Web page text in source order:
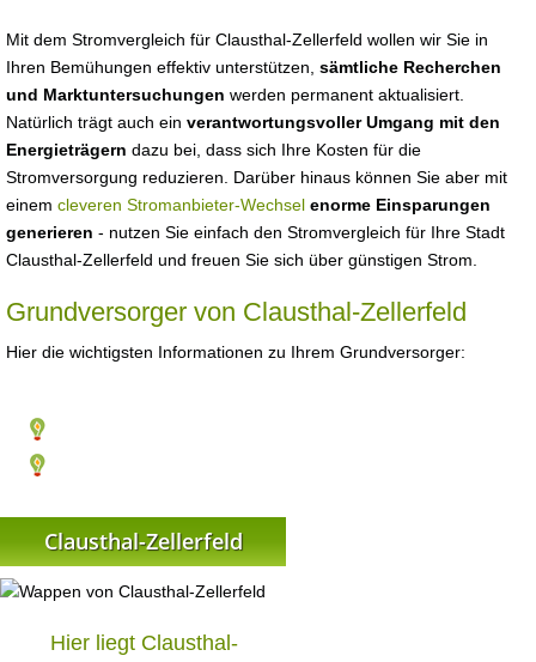
Mit dem Stromvergleich für Clausthal-Zellerfeld wollen wir Sie in
Ihren Bemühungen effektiv unterstützen, sämtliche Recherchen
und Marktuntersuchungen werden permanent aktualisiert.
Natürlich trägt auch ein verantwortungsvoller Umgang mit den
Energieträgern dazu bei, dass sich Ihre Kosten für die
Stromversorgung reduzieren. Darüber hinaus können Sie aber mit
einem cleveren Stromanbieter-Wechsel enorme Einsparungen
generieren - nutzen Sie einfach den Stromvergleich für Ihre Stadt
Clausthal-Zellerfeld und freuen Sie sich über günstigen Strom.
Grundversorger von Clausthal-Zellerfeld
Hier die wichtigsten Informationen zu Ihrem Grundversorger:
Clausthal-Zellerfeld
Hier liegt Clausthal-